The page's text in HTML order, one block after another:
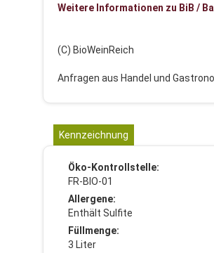
Weitere Informationen zu BiB /
(C) BioWeinReich
Anfragen aus Handel und
Kennzeichnung
Öko-Kontrollstelle:
FR-BIO-01
Allergene:
Enthält Sulfite
Füllmenge:
3 Liter